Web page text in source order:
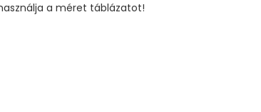
a méret táblázatot!